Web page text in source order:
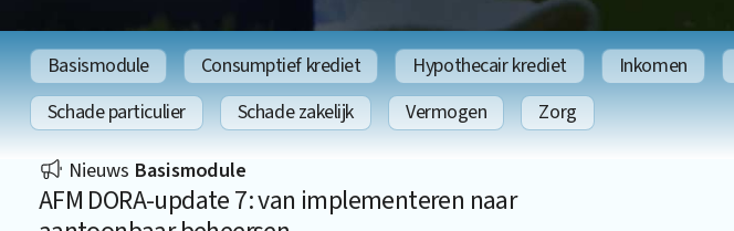
Basismodule Consumptief krediet Hypothecair krediet Inkomen
Schade particulier
Schade zakelijk Vermogen Zorg
Nieuws Basismodule
AFM DORA-update 7: van implementeren naar